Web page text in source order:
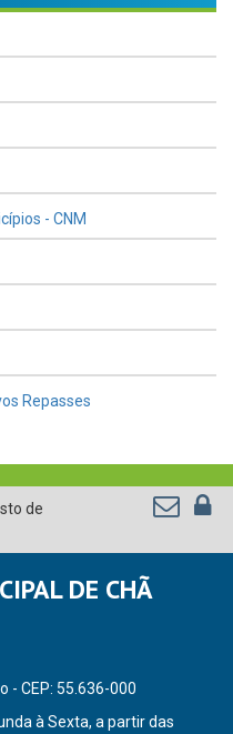
- CNM
Repasses
de
DE CHÃ
- CEP: 55.636-000
à Sexta, a partir das